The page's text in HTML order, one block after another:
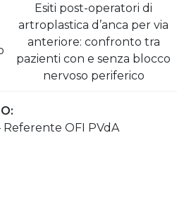
Esiti post-operatori di
artroplastica d’anca per via
anteriore: confronto tra
pazienti con e senza blocco
nervoso periferico
Referente OFI PVdA